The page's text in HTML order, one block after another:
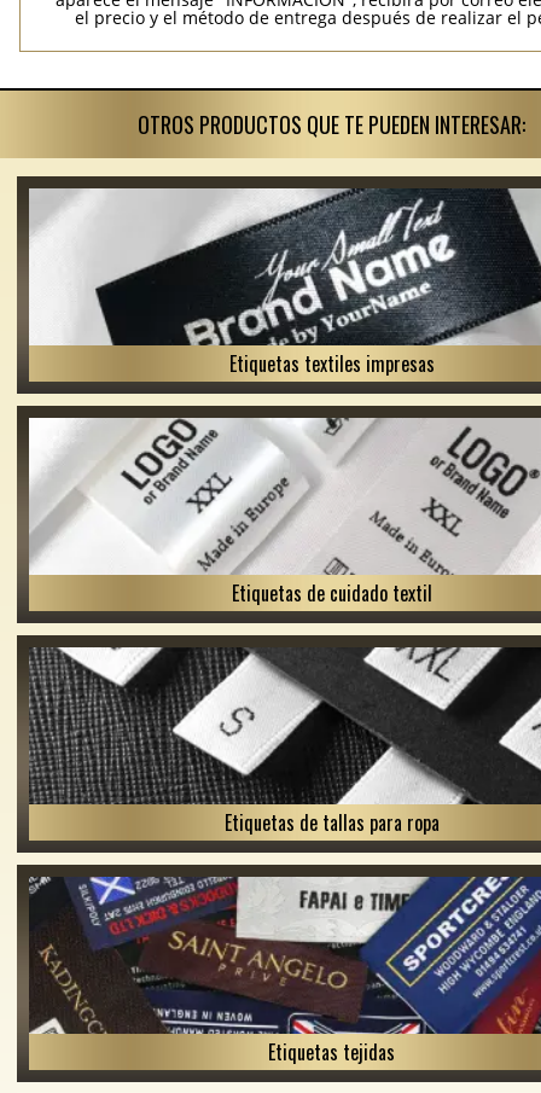
el precio y el método de entrega después de realizar el
OTROS PRODUCTOS QUE TE PUEDEN INTERESAR:
Etiquetas textiles impresas
Etiquetas de cuidado textil
Etiquetas de tallas para ropa
Etiquetas tejidas